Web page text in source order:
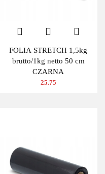
FOLIA STRETCH 1,5kg
brutto/1kg netto 50 cm
CZARNA
25.75